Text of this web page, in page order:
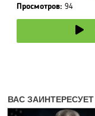
Просмотров: 94